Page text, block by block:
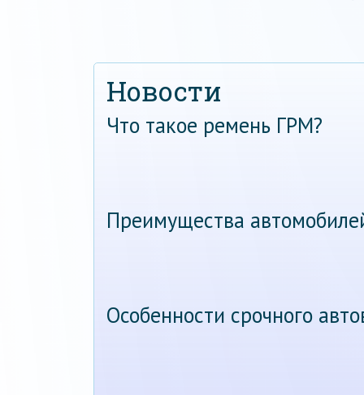
Новости
Что такое ремень ГРМ?
Преимущества
Особенности срочного